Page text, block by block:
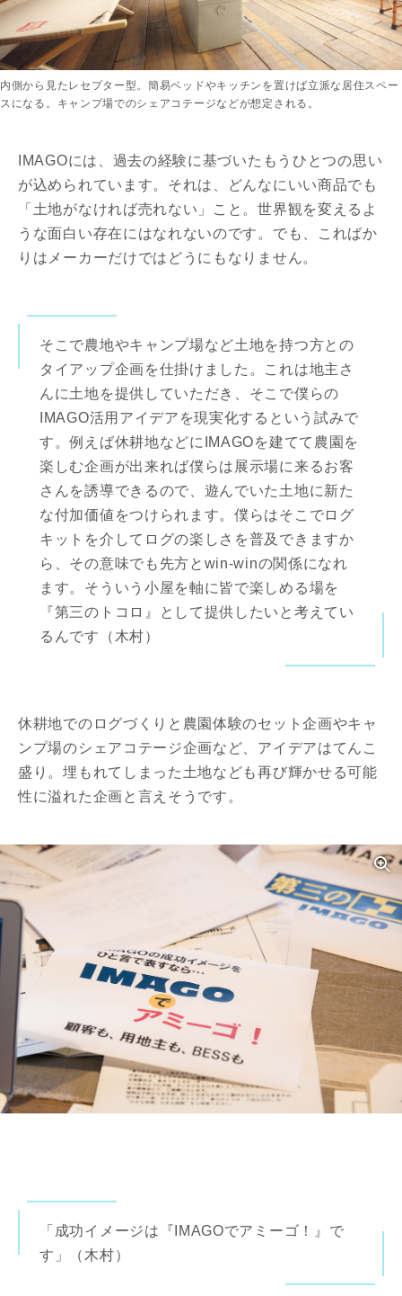
内側から見たレセプター型。簡易ベッドやキッチンを置けば立派な居住スペー
スになる。キャンプ場でのシェアコテージなどが想定される。
IMAGOには、過去の経験に基づいたもうひとつの思い
が込められています。それは、どんなにいい商品でも
「土地がなければ売れない」こと。世界観を変えるよ
うな面白い存在にはなれないのです。でも、こればか
りはメーカーだけではどうにもなりません。
そこで農地やキャンプ場など土地を持つ方との
タイアップ企画を仕掛けました。これは地主さ
んに土地を提供していただき、そこで僕らの
IMAGO活用アイデアを現実化するという試みで
す。例えば休耕地などにIMAGOを建てて農園を
楽しむ企画が出来れば僕らは展示場に来るお客
さんを誘導できるので、遊んでいた土地に新た
な付加価値をつけられます。僕らはそこでログ
キットを介してログの楽しさを普及できますか
ら、その意味でも先方とwin-winの関係になれ
ます。そういう小屋を軸に皆で楽しめる場を
『第三のトコロ』として提供したいと考えてい
るんです（木村）
休耕地でのログづくりと農園体験のセット企画やキャ
ンプ場のシェアコテージ企画など、アイデアはてんこ
盛り。埋もれてしまった土地なども再び輝かせる可能
性に溢れた企画と言えそうです。
「成功イメージは『IMAGOでアミーゴ！』で
す」（木村）